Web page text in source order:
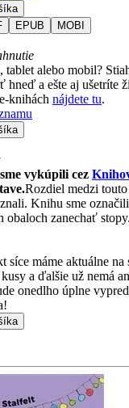
EPUB MOBI
tablet alebo mobil?
hneď a ešte aj ušetríte
knihách nájdete tu.
vykúpili cez
Rozdiel medzi
Knihu sme
obaloch zanechať stopy.
síce máme aktuálne na
a ďalšie už nemá
onedlho úplne